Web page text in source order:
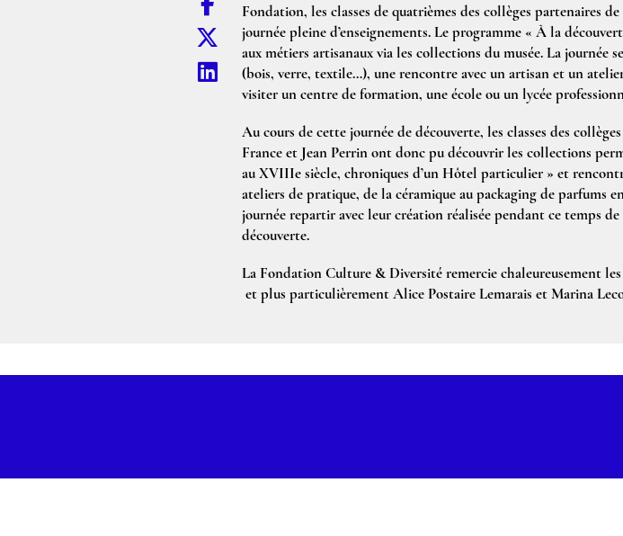
Fondation, les classes de quatrièmes des collèges partenaires
journée pleine d’enseignements. Le programme « À la
aux métiers artisanaux via les collections du musée. La journée
(bois, verre, textile…), une rencontre avec un artisan et un
visiter un centre de formation, une école ou un lycée
Au cours de cette journée de découverte, les classes des
France et Jean Perrin ont donc pu découvrir les collections
au XVIIIe siècle, chroniques d’un Hôtel particulier » et
ateliers de pratique, de la céramique au packaging de parfums
journée repartir avec leur création réalisée pendant ce temps
découverte.
La Fondation Culture & Diversité remercie chaleureusement
et plus particulièrement Alice Postaire Lemarais et Marina